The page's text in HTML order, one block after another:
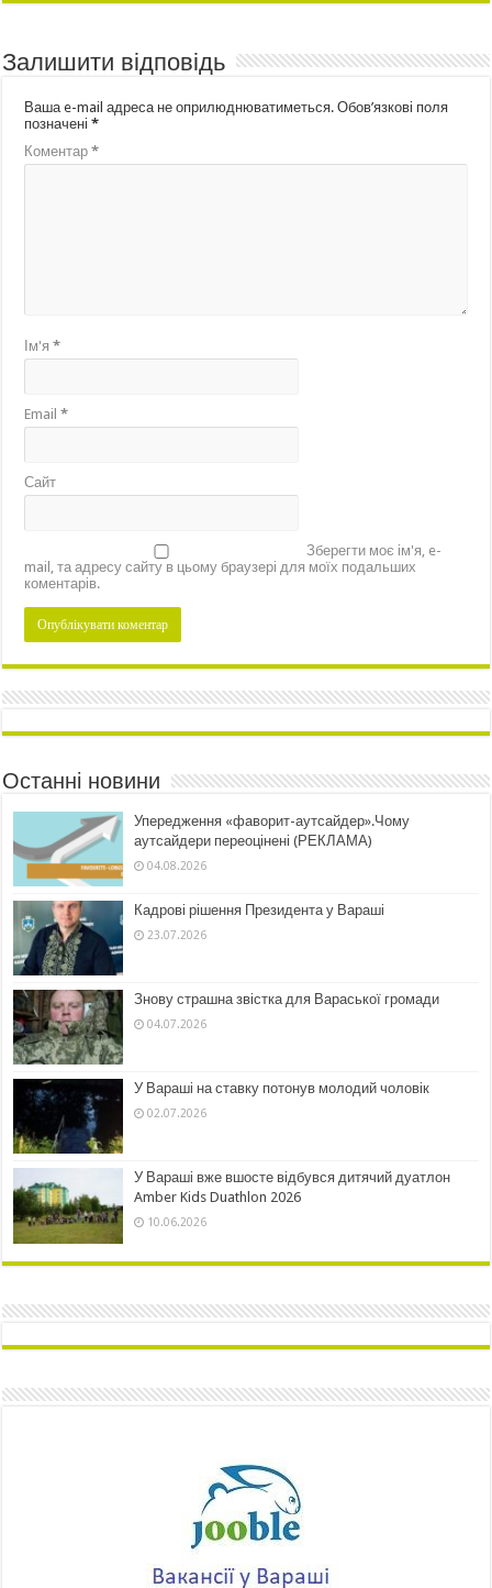
Залишити відповідь
Ваша e-mail адреса не оприлюднюватиметься. Обов’язкові поля
позначені*
Коментар*
Ім'я*
Email*
Сайт
Зберегти моє ім'я, e-
mail, та адресу сайту в цьому браузері для моїх подальших
коментарів.
Останні новини
Упередження «фаворит-аутсайдер».Чому
аутсайдери переоцінені (РЕКЛАМА)
04.08.2026
Кадрові рішення Президента у Вараші
23.07.2026
Знову страшна звістка для Вараської громади
04.07.2026
У Вараші на ставку потонув молодий чоловік
02.07.2026
У Вараші вже вшосте відбувся дитячий дуатлон
Amber Kids Duathlon 2026
10.06.2026